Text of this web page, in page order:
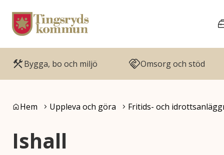
Gå till innehåll
Gå till huvudmeny
Bygga, bo och miljö Omsorg och stöd
Du är här:
Hem Uppleva och göra Fritids- och
Ishall